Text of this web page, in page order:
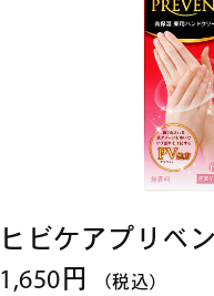
ヒビケアプリベ
1,650円
（税込）